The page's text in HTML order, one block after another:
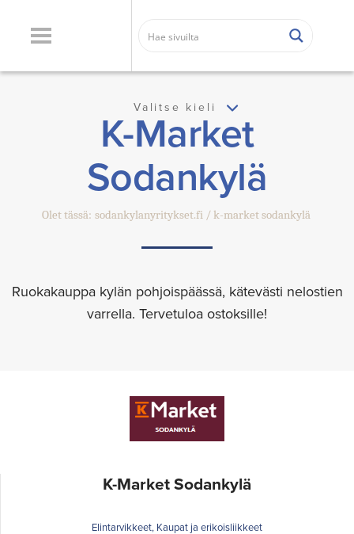
Valitse kieli
K-Market
Sodankylä
Olet tässä: sodankylanyritykset.fi k-market sodankylä
Ruokakauppa kylän pohjoispäässä, kätevästi nelostien
varrella. Tervetuloa ostoksille!
K-Market Sodankylä
Elintarvikkeet, Kaupat ja erikoisliikkeet